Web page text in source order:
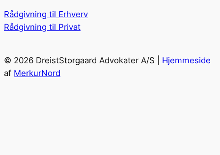
Rådgivning til Erhverv
Rådgivning til Privat
© 2026 DreistStorgaard Advokater A/S | Hjemmeside
af MerkurNord